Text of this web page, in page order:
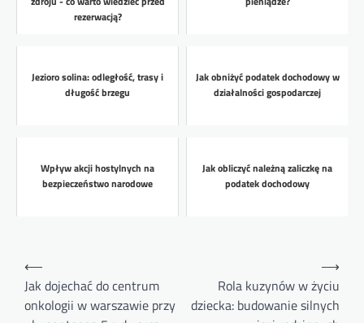
rezerwacją?
Jezioro solina: odległość, trasy i
długość brzegu
Jak obniżyć podatek dochodowy w
działalności gospodarczej
Wpływ akcji hostylnych na
bezpieczeństwo narodowe
Jak obliczyć należną zaliczkę na
podatek dochodowy
Nawigacja
wpisu
⟵
Jak dojechać do centrum
onkologii w warszawie przy
Rola kuzynów w życiu
dziecka: budowanie silnych
⟶